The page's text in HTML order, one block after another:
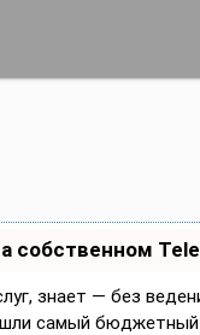
собственном
знает — без
самый бюджетный